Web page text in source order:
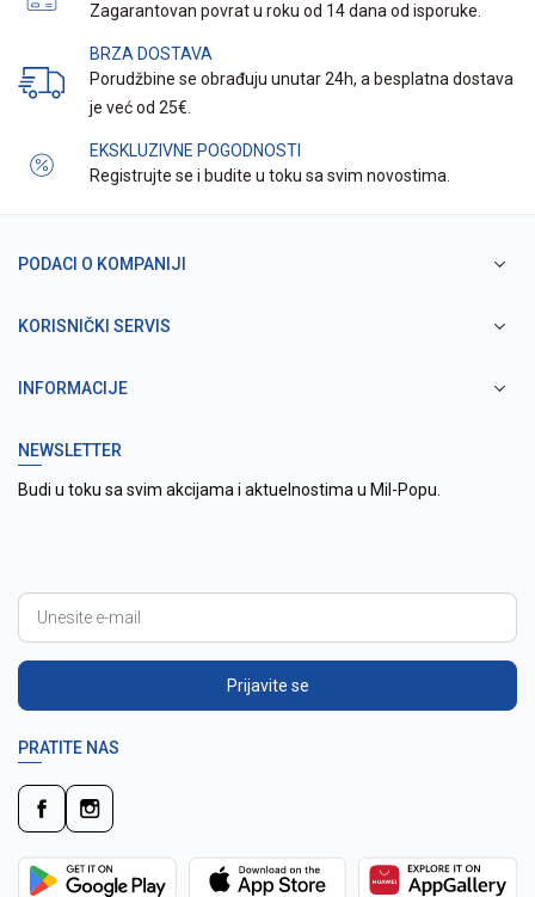
Zagarantovan povrat u roku od 14 dana od isporuke.
BRZA DOSTAVA
Porudžbine se obrađuju unutar 24h, a besplatna dostava
je već od 25€.
EKSKLUZIVNE POGODNOSTI
Registrujte se i budite u toku sa svim novostima.
PODACI O KOMPANIJI
KORISNIČKI SERVIS
INFORMACIJE
NEWSLETTER
Budi u toku sa svim akcijama i aktuelnostima u Mil-Popu.
Prijavite se
PRATITE NAS